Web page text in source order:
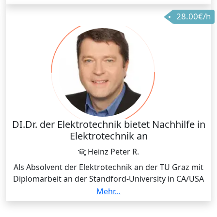
rund um "Quantensprünge"
Stöchiometrie und Gasgleichungen;
Verbrennungsgleichungen
Erstellen von Redox-Gleichungen
Organische Chemie und Nomenklatur
Chemische Komplexe, Übergangsmetalle
Stereochemie und Isomere (Chiralität,
Enantiomerie...)
Thermodynamik und Kinetik; chemische Energien
Biochemie
Theoretische Chemie und quantenchemische
28.00€/h
DI.Dr. der Elektrotechnik bietet Nachhilfe in
Elektrotechnik an
Heinz Peter R.
Als Absolvent der Elektrotechnik an der TU Graz mit
Diplomarbeit an der Standford-University in CA/USA
und Doktorat im Bereich der Regelungstechnik an
der TU-Wien konnte ich langjährige Berufserfahrung
Mehr...